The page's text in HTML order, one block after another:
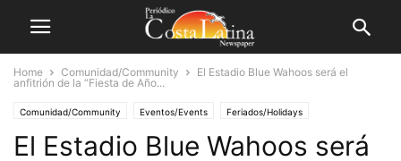
Home Comunidad/Community
El Estadio Blue Wahoos será el
anfitrión de la “Fiesta de Año...
Comunidad/Community Eventos/Events Feriados/Holidays
El Estadio Blue Wahoos será